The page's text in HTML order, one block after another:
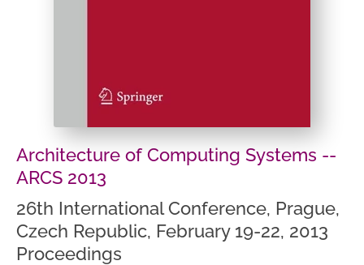
Architecture of Computing Systems --
ARCS 2013
26th International Conference, Prague,
Czech Republic, February 19-22, 2013
Proceedings